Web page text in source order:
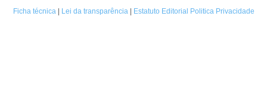
Ficha técnica| Lei da transparência| Estatuto Editorial Politica Privacidade